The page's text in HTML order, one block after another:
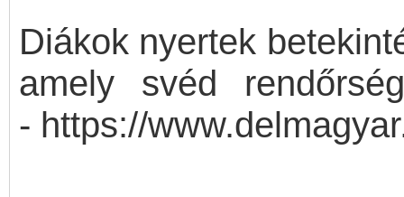
Diákok nyertek
amely svéd
- https://